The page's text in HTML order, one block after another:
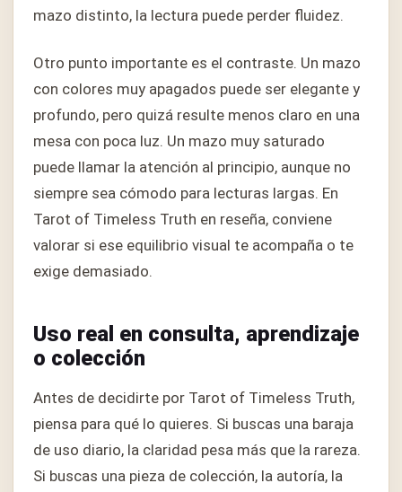
mazo distinto, la lectura puede perder fluidez.
Otro punto importante es el contraste. Un mazo
con colores muy apagados puede ser elegante y
profundo, pero quizá resulte menos claro en una
mesa con poca luz. Un mazo muy saturado
puede llamar la atención al principio, aunque no
siempre sea cómodo para lecturas largas. En
Tarot of Timeless Truth en reseña, conviene
valorar si ese equilibrio visual te acompaña o te
exige demasiado.
Uso real en consulta, aprendizaje
o colección
Antes de decidirte por Tarot of Timeless Truth,
piensa para qué lo quieres. Si buscas una baraja
de uso diario, la claridad pesa más que la rareza.
Si buscas una pieza de colección, la autoría, la